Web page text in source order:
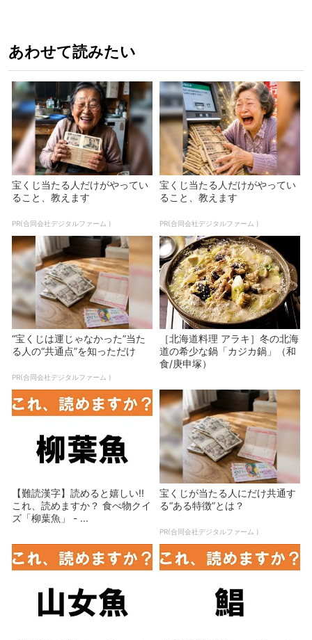
あわせて読みたい
宝くじ当たる人だけがやってい
ること、教えます
PR(合同会社デジタルファーム )
宝くじ当たる人だけがやってい
ること、教えます
PR(合同会社デジタルファーム )
“宝くじは運じゃなかった”当た
る人の“共通点”を知っただけ
PR(合同会社デジタルファーム )
［北海道料理 アラキ］冬の北海
道の希少な鍋「カジカ鍋」（和
食/庚申塚）
【難読漢字】読めると嬉しい!!
これ、読めますか？ 食べ物クイ
ズ「柳葉魚」 - ...
宝くじが当たる人にだけ共通す
る“ある特徴”とは？
PR(合同会社デジタルファーム )